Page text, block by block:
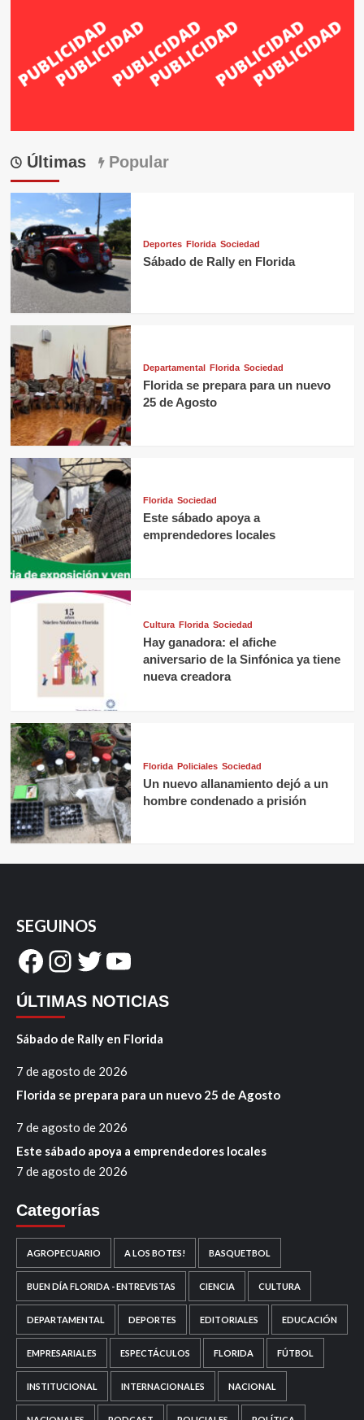
Últimas Popular
Deportes Florida Sociedad
Sábado de Rally en Florida
Departamental Florida Sociedad
Florida se prepara para un nuevo
25 de Agosto
Florida Sociedad
Este sábado apoya a
emprendedores locales
Cultura Florida Sociedad
Hay ganadora: el afiche
aniversario de la Sinfónica ya tiene
nueva creadora
Florida Policiales Sociedad
Un nuevo allanamiento dejó a un
hombre condenado a prisión
SEGUINOS
Facebook
Instagram
Twitter
YouTube
ÚLTIMAS NOTICIAS
Sábado de Rally en Florida
7 de agosto de 2026
Florida se prepara para un nuevo 25 de Agosto
7 de agosto de 2026
Este sábado apoya a emprendedores locales
7 de agosto de 2026
Categorías
AGROPECUARIO A LOS BOTES! BASQUETBOL
BUEN DÍA FLORIDA - ENTREVISTAS CIENCIA CULTURA
DEPARTAMENTAL DEPORTES EDITORIALES EDUCACIÓN
EMPRESARIALES ESPECTÁCULOS FLORIDA FÚTBOL
INSTITUCIONAL INTERNACIONALES NACIONAL